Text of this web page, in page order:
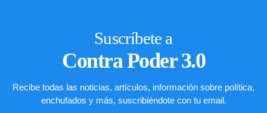
Suscríbete a
Contra Poder 3.0
Recibe todas las noticias, artículos, información sobre política,
enchufados y más, suscribiéndote con tu email.